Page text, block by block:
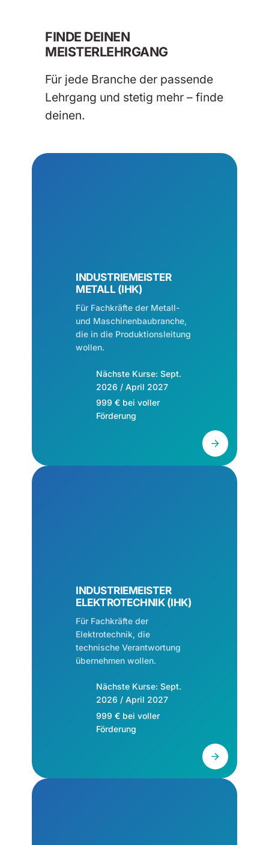
FINDE DEINEN
MEISTERLEHRGANG
Für jede Branche der passende
Lehrgang und stetig mehr – finde
deinen.
INDUSTRIEMEISTER
METALL (IHK)
Für Fachkräfte der Metall-
und Maschinenbaubranche,
die in die Produktionsleitung
wollen.
Nächste Kurse: Sept.
2026 / April 2027
999 € bei voller
Förderung
INDUSTRIEMEISTER
ELEKTROTECHNIK (IHK)
Für Fachkräfte der
Elektrotechnik, die
technische Verantwortung
übernehmen wollen.
Nächste Kurse: Sept.
2026 / April 2027
999 € bei voller
Förderung